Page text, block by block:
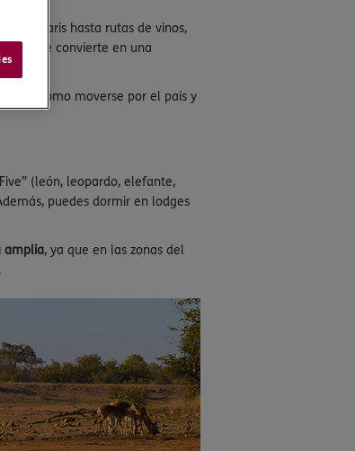
safaris hasta rutas de vinos,
día se convierte en una
cómo moverse por el país y
(león, leopardo, elefante,
puedes dormir en lodges
amplia, ya que en las zonas del